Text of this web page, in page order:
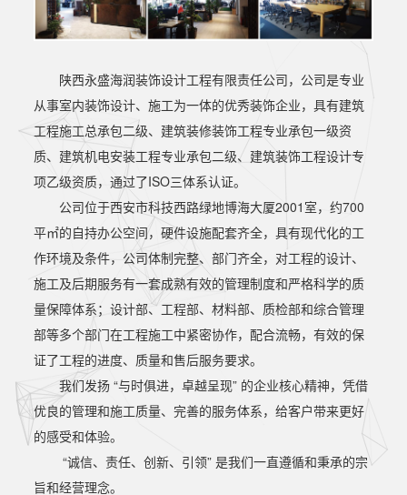
陕西永盛海润装饰设计工程有限责任公司，公司是专业
从事室内装饰设计、施工为一体的优秀装饰企业，具有建筑
工程施工总承包二级、建筑装修装饰工程专业承包一级资
质、建筑机电安装工程专业承包二级、建筑装饰工程设计专
项乙级资质，通过了ISO三体系认证。
公司位于西安市科技西路绿地博海大厦2001室，约700
平㎡的自持办公空间，硬件设施配套齐全，具有现代化的工
作环境及条件，公司体制完整、部门齐全，对工程的设计、
施工及后期服务有一套成熟有效的管理制度和严格科学的质
量保障体系；设计部、工程部、材料部、质检部和综合管理
部等多个部门在工程施工中紧密协作，配合流畅，有效的保
证了工程的进度、质量和售后服务要求。
我们发扬 “与时俱进，卓越呈现” 的企业核心精神，凭借
优良的管理和施工质量、完善的服务体系，给客户带来更好
的感受和体验。
“诚信、责任、创新、引领” 是我们一直遵循和秉承的宗
旨和经营理念。